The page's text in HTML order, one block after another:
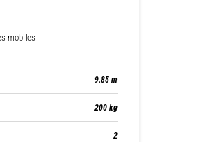
mobiles
9.85 m
200 kg
2